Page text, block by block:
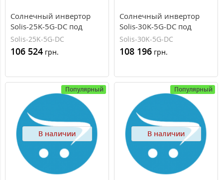
Солнечный инвертор
Solis-25K-5G-DC под
зеленый тариф
Solis-25K-5G-DC
106 524 грн.
Солнечный инвертор
Solis-30K-5G-DC под
зеленый тариф
Solis-30K-5G-DC
108 196 грн.
Популярный
В наличии
Популярный
В наличии